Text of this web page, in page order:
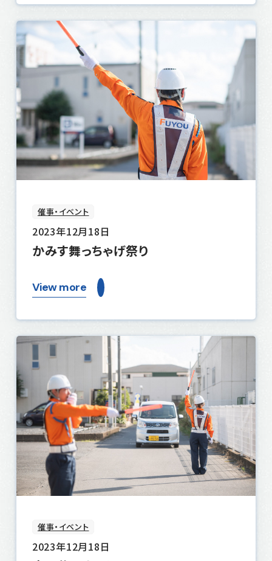
催事・イベント
2023年12月18日
かみす舞っちゃげ祭り
View more
催事・イベント
2023年12月18日